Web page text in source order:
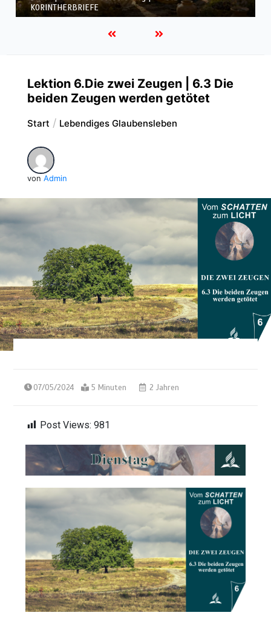
KORINTHERBRIEFE
Lektion 6.Die zwei Zeugen | 6.3 Die
beiden Zeugen werden getötet
Start Lebendiges Glaubensleben
von Admin
07/05/2024 5 Minuten 2 Jahren
Post Views: 981